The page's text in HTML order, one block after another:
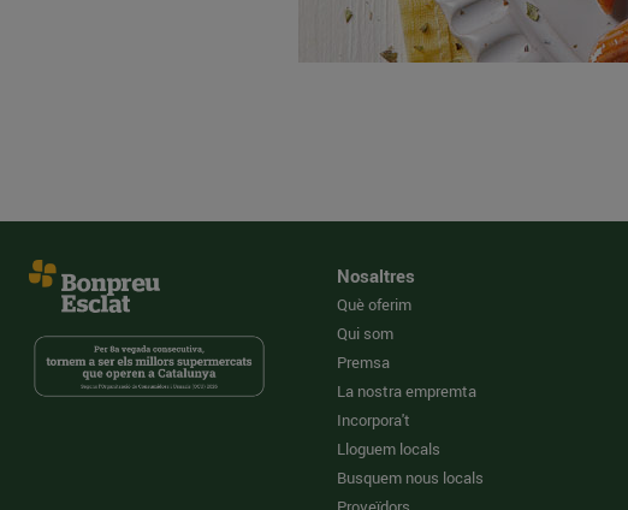
Nosaltres
Què oferim
Qui som
Premsa
La nostra empremta
Incorpora't
Lloguem locals
Busquem nous locals